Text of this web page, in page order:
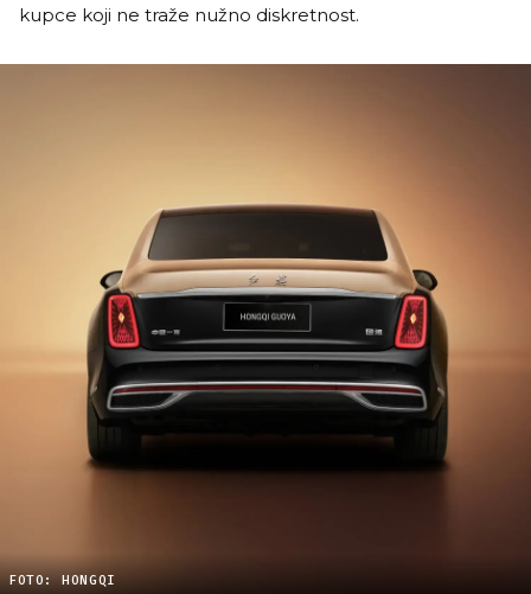
kupce koji ne traže nužno diskretnost.
FOTO: HONGQI